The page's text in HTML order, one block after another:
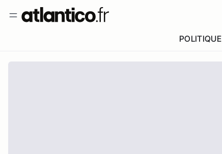
POLITIQUE